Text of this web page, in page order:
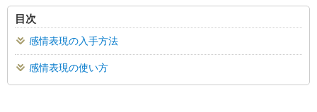
目次
感情表現の入手方法
感情表現の使い方